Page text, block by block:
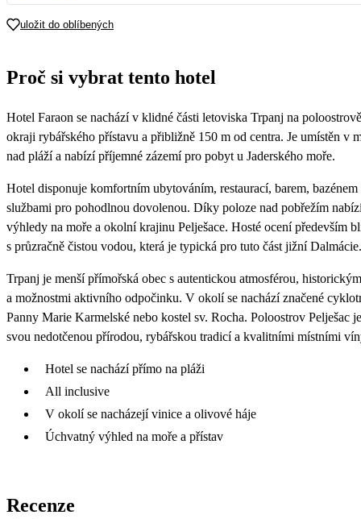
uložit do oblíbených
Proč si vybrat tento hotel
Hotel Faraon se nachází v klidné části letoviska Trpanj na
okraji rybářského přístavu a přibližně 150 m od centra. Je umístěn v
nad pláží a nabízí příjemné zázemí pro pobyt u Jaderského moře.
Hotel disponuje komfortním ubytováním, restaurací, barem, bazénem
službami pro pohodlnou dovolenou. Díky poloze nad pobřežím
výhledy na moře a okolní krajinu Pelješace. Hosté ocení především
s průzračně čistou vodou, která je typická pro tuto část jižní Dalmácie.
Trpanj je menší přímořská obec s autentickou atmosférou,
a možnostmi aktivního odpočinku. V okolí se nachází značené
Panny Marie Karmelské nebo kostel sv. Rocha. Poloostrov Pelješac
svou nedotčenou přírodou, rybářskou tradicí a kvalitními místními
Hotel se nachází přímo na pláži
All inclusive
V okolí se nacházejí vinice a olivové háje
Úchvatný výhled na moře a přístav
Recenze